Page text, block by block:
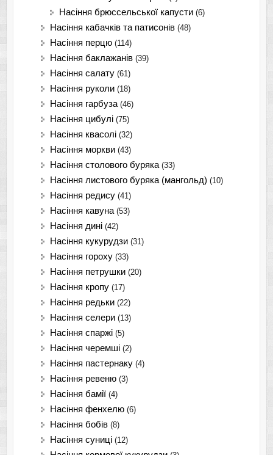
Насіння брюссельської капусти (6)
Насіння кабачків та патисонів (48)
Насіння перцю (114)
Насіння баклажанів (39)
Насіння салату (61)
Насіння руколи (18)
Насіння гарбуза (46)
Насіння цибулі (75)
Насіння квасолі (32)
Насіння моркви (43)
Насіння столового буряка (33)
Насіння листового буряка (мангольд) (10)
Насіння редису (41)
Насіння кавуна (53)
Насіння дині (42)
Насіння кукурудзи (31)
Насіння гороху (33)
Насіння петрушки (20)
Насіння кропу (17)
Насіння редьки (22)
Насіння селери (13)
Насіння спаржі (5)
Насіння черемші (2)
Насіння пастернаку (4)
Насіння ревеню (3)
Насіння бамії (4)
Насіння фенхелю (6)
Насіння бобів (8)
Насіння суниці (12)